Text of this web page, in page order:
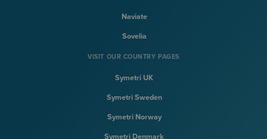
Naviate
Sovelia
VISIT OUR COUNTRY PAGES
Symetri UK
Symetri Sweden
Symetri Norway
Symetri Denmark